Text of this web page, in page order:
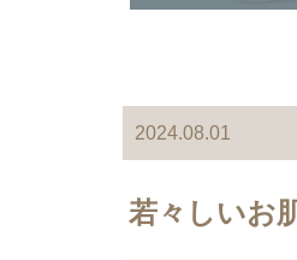
2024.08.01
若々しいお